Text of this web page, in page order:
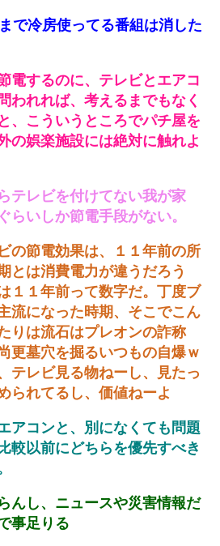
で冷房使ってる番組は消した
電するのに、テレビとエアコ
われれば、考えるまでもなく
こういうところでパチ屋を
の娯楽施設には絶対に触れよ
テレビを付けてない我が家
らいしか節電手段がない。
の節電効果は、１１年前の所
とは消費電力が違うだろう
１１年前って数字だ。丁度ブ
流になった時期、そこでこん
りは流石はプレオンの詐称
更墓穴を掘るいつもの自爆ｗ
テレビ見る物ねーし、見たっ
られてるし、価値ねーよ
アコンと、別になくても問題
較以前にどちらを優先すべき
んし、ニュースや災害情報だ
事足りる